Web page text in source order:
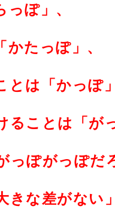
ぽ」、
たっぽ」、
は「かっぽ」
ることは「が
っぽがっぽだ
きな差がない